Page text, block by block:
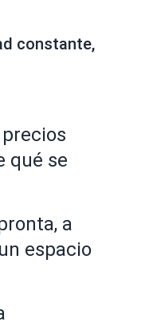
constante,
qué se
a
espacio